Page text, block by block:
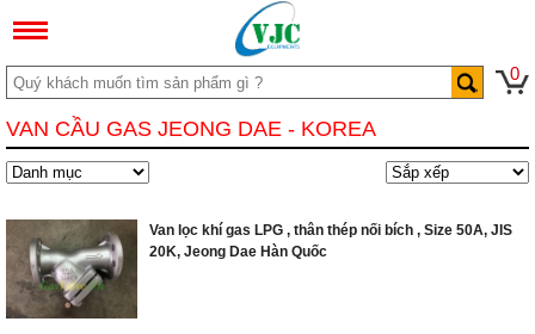
0
VAN CẦU GAS JEONG DAE - KOREA
Van lọc khí gas LPG , thân thép nối bích , Size 50A, JIS
20K, Jeong Dae Hàn Quốc